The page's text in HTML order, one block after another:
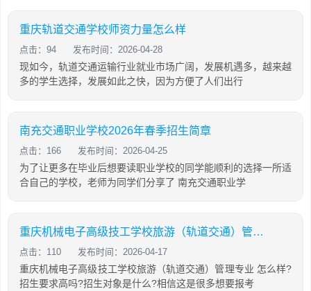
重庆轨道交通学校师资力量怎么样
点击：94 发布时间：2026-04-28
现如今，轨道交通运输行业就业市场广阔，发展机遇多，越来越
多的学生选择，发展如此之快，因为方便了人们出行
南充交通职业学校2026年春季招生简章
点击：166 发布时间：2026-04-25
为了让更多在毕业后想要读职业学校的同学能顺利的选择一所适
合自己的学校，老师为同学们分享了 南充交通职业学
重庆机械电子高级技工学校旅游（轨道交通）管理专业怎么样?
点击：110 发布时间：2026-04-17
重庆机械电子高级技工学校旅游（轨道交通）管理专业 怎么样?
招生要求高吗?招生对象是什么?相信这是很多想要报考